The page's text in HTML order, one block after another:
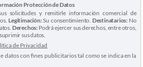
Protección de Datos
solicitudes y remitirle información comercial de
Legitimación:Su consentimiento. Destinatarios:No
Derechos: Podrá ejercer sus derechos, entre otros,
sus datos.
de Privacidad
datos con fines publicitarios tal como se indica en la